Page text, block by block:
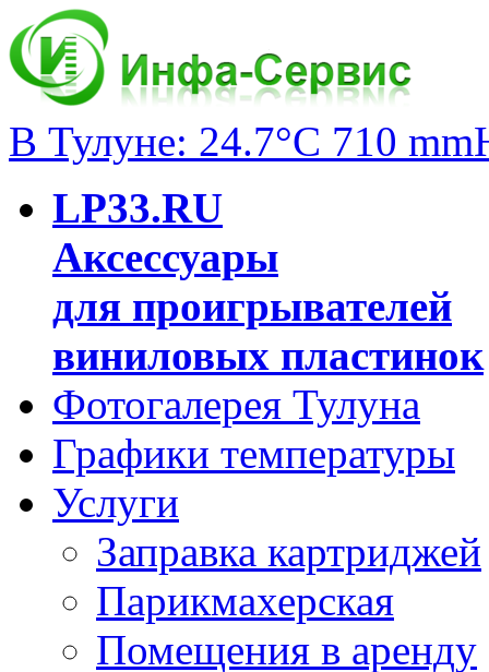
В Тулуне: 24.7°C 710
LP33.RU
Аксессуары
для проигрывателей
виниловых пластинок
Фотогалерея Тулуна
Графики температуры
Услуги
Заправка картриджей
Парикмахерская
Помещения в аренду